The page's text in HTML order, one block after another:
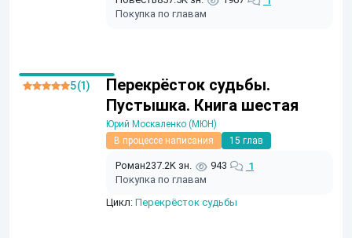
Покупка по главам
Перекрёсток судьбы.
Пустышка. Книга шестая
Юрий Москаленко (МЮН)
В процессе написания
15 глав
Роман237.2K зн. 943
1
Покупка по главам
Цикл: Перекрёсток судьбы
5 (1)